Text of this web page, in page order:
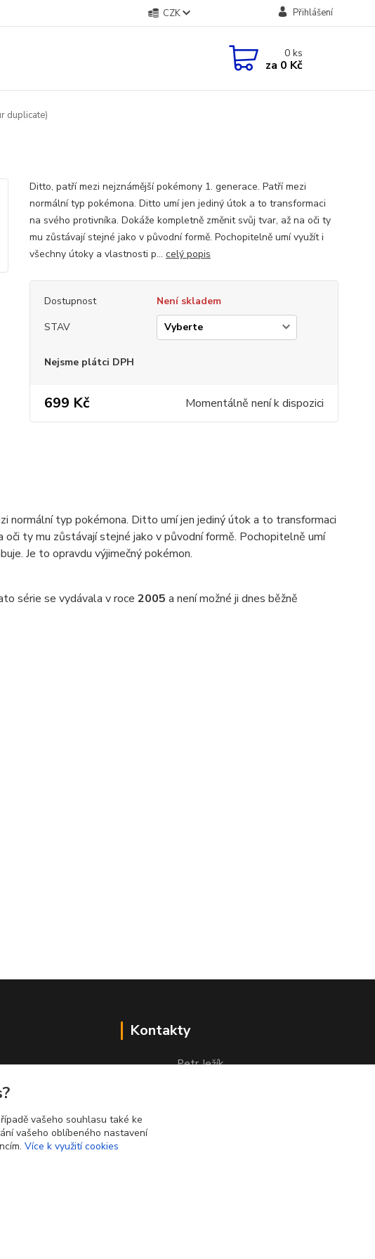
CZK Přihlášení
0ks
za 0 Kč
duplicate)
Ditto, patří mezi nejznámější pokémony 1. generace. Patří mezi
normální typ pokémona. Ditto umí jen jediný útok a to transformaci
na svého protivníka. Dokáže kompletně změnit svůj tvar, až na oči ty
mu zůstávají stejné jako v původní formě. Pochopitelně umí využít i
všechny útoky a vlastnosti p... celý popis
Dostupnost
Není skladem
STAV
Nejsme plátci DPH
699 Kč Momentálně není k dispozici
normální typ pokémona. Ditto umí jen jediný útok a to transformaci
ty mu zůstávají stejné jako v původní formě. Pochopitelně umí
Je to opravdu výjimečný pokémon.
série se vydávala v roce 2005 a není možné ji dnes běžně
Kontakty
Petr Ježík
info@cardsworld.cz
vašeho souhlasu také ke
vašeho oblíbeného nastavení
Více k využití cookies